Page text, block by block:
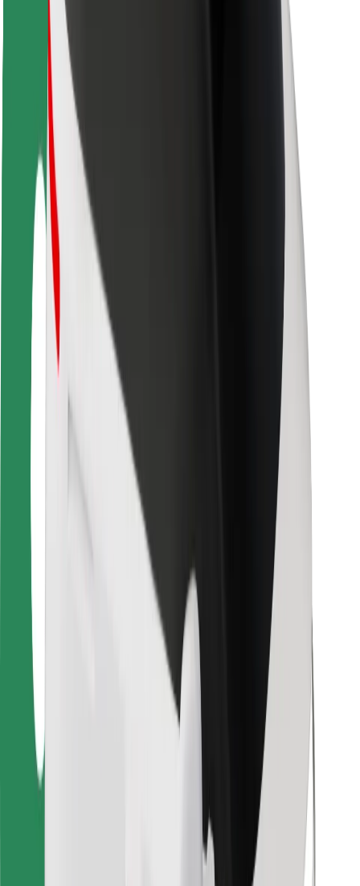
Безпека електросамокатів
Лабораторія безпеки
Міста
Розташування
Міські рішення
Аеропорти
Зарядні станції Bolt
Підтримка
Для пасажирів
Для водіїв
Для кур'єрів
Доставка Bolt Food
Для власників автопарків
Для ресторанів
Bolt for Business
Постачальникам
Правила та Умови
Замовляй поїздку за лічені хвилини!
Завантажити застосунок Bolt
Знайди твою улюблену страву чи їжу!
Завантажити застосунок Bolt Food